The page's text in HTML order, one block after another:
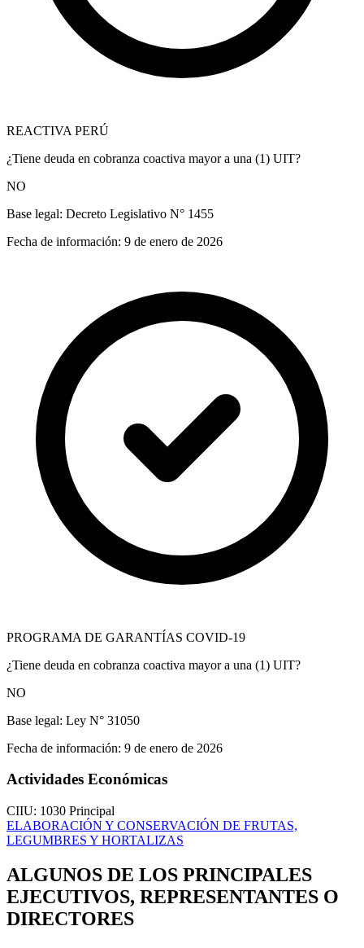
REACTIVA PERÚ
¿Tiene deuda en cobranza coactiva mayor a una (1) UIT?
NO
Base legal: Decreto Legislativo N° 1455
Fecha de información: 9 de enero de 2026
PROGRAMA DE GARANTÍAS COVID-19
¿Tiene deuda en cobranza coactiva mayor a una (1) UIT?
NO
Base legal: Ley N° 31050
Fecha de información: 9 de enero de 2026
Actividades Económicas
CIIU: 1030 Principal
ELABORACIÓN Y CONSERVACIÓN DE FRUTAS,
LEGUMBRES Y HORTALIZAS
ALGUNOS DE LOS PRINCIPALES
EJECUTIVOS, REPRESENTANTES O
DIRECTORES